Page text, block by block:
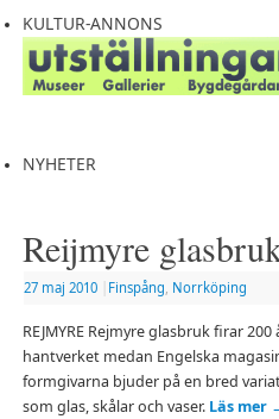
KULTUR-ANNONS
NYHETER
Reijmyre
27 maj 2010 Finspång Norrköping
REJMYRE Rejmyre glasbruk firar
hantverket medan Engelska
formgivarna bjuder på en bred
som glas, skålar och vaser. Läs mer